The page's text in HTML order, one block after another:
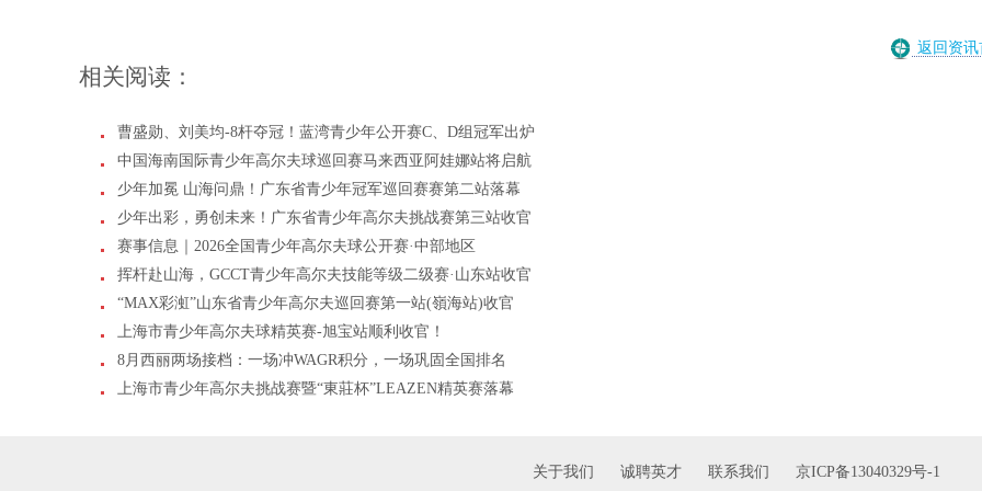
返回资讯
相关阅读：
曹盛勋、刘美均-8杆夺冠！蓝湾青少年公开赛C、D组冠军出炉
中国海南国际青少年高尔夫球巡回赛马来西亚阿娃娜站将启航
少年加冕 山海问鼎！广东省青少年冠军巡回赛赛第二站落幕
少年出彩，勇创未来！广东省青少年高尔夫挑战赛第三站收官
赛事信息｜2026全国青少年高尔夫球公开赛·中部地区
挥杆赴山海，GCCT青少年高尔夫技能等级二级赛·山东站收官
“MAX彩渱”山东省青少年高尔夫巡回赛第一站(嶺海站)收官
上海市青少年高尔夫球精英赛-旭宝站顺利收官！
8月西丽两场接档：一场冲WAGR积分，一场巩固全国排名
上海市青少年高尔夫挑战赛暨“東莊杯”LEAZEN精英赛落幕
关于我们 诚聘英才 联系我们 京ICP备13040329号-1